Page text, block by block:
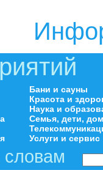
Бани и сауны
Красота и
Наука и
Семья, дети,
Услуги и сервис
словам